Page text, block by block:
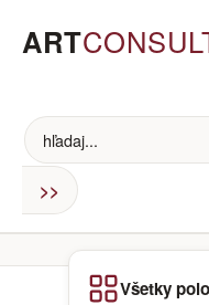
ART
Všetky